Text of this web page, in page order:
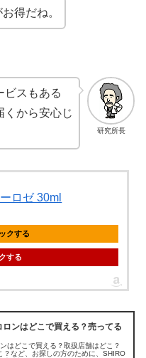
得だね。
研究所長
ビスもある
くから安心じ
ロゼ 30ml
クする
する
ンはどこで買える？売ってる
はどこで買える？取扱店舗はどこ？
？など、お探しの方のために、SHIRO